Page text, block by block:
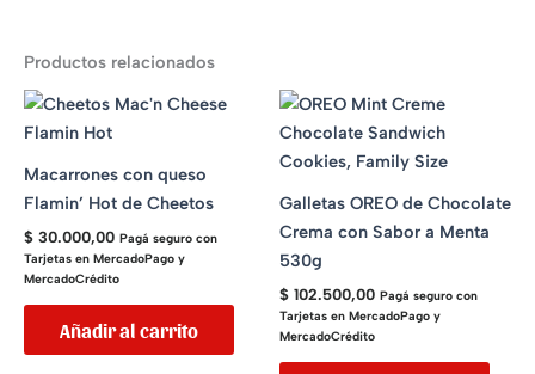
Productos relacionados
Macarrones con queso
Flamin’ Hot de Cheetos
$ 30.000,00 Pagá seguro con
Tarjetas en MercadoPago y
MercadoCrédito
Añadir al carrito
Galletas OREO de Chocolate
Crema con Sabor a Menta
530g
$ 102.500,00 Pagá seguro con
Tarjetas en MercadoPago y
MercadoCrédito